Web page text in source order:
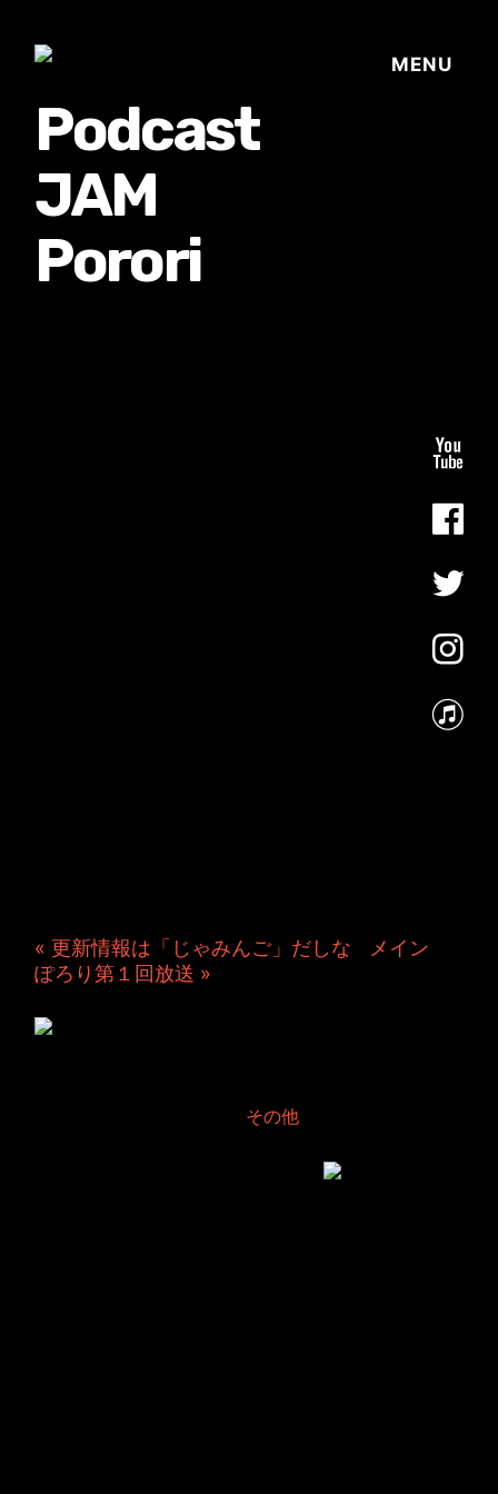
る、キャラクタープロジェク
ト・JAMKitchenのこぼれ
話。毎週公開しているアニメ
« 更新情報は「じゃみんご」だしな メイン
ぽろり第１回放送 »
その他